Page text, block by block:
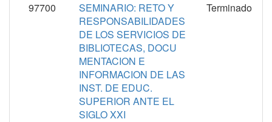
97700
SEMINARIO: RETO Y
RESPONSABILIDADES
DE LOS SERVICIOS DE
BIBLIOTECAS, DOCU
MENTACION E
INFORMACION DE LAS
INST. DE EDUC.
SUPERIOR ANTE EL
SIGLO XXI
Terminado